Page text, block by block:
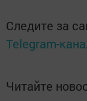
Следите за
Telegram-
Читайте